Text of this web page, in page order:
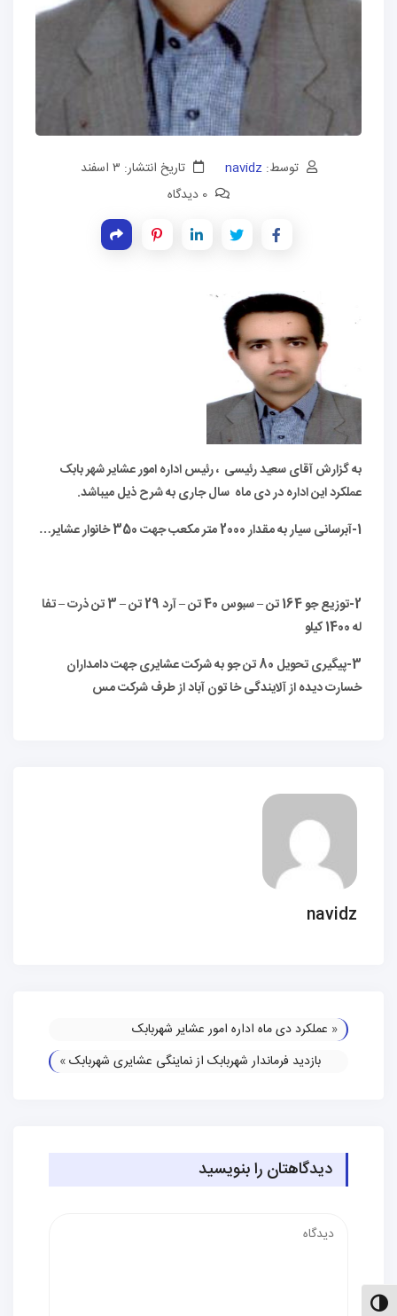
حالت کنتراست بالا
توسط:navidz
تاریخ انتشار: ۳ اسفند
به گزارش آقای سعید رئیسی ، رئیس اداره امور عشایر شهر بابک
عملکرد این اداره در دی ماه سال جاری به شرح ذیل میباشد.
1- آبرسانی سیار به مقدار 2000 متر مکعب جهت 350 خانوار عشایر…
2-
توزیع جو 164 تن – سبوس 40 تن – آرد 29 تن – 3 تن ذرت – تفا
له 1400 کیلو
3-
پیگیری تحویل 80 تن جو به شرکت عشایری جهت دامداران
خسارت دیده از آلایندگی خا تون آباد از طرف شرکت مس
navidz
« عملکرد دی ماه اداره امور عشایر شهربابک
بازدید فرماندار شهربابک از نماینگی عشایری شهربابک»
دیدگاهتان را بنویسید